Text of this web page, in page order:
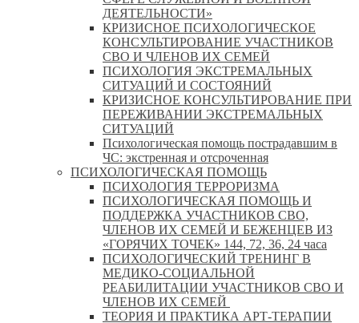
ДЕЯТЕЛЬНОСТИ»
КРИЗИСНОЕ ПСИХОЛОГИЧЕСКОЕ
КОНСУЛЬТИРОВАНИЕ УЧАСТНИКОВ
СВО И ЧЛЕНОВ ИХ СЕМЕЙ
ПСИХОЛОГИЯ ЭКСТРЕМАЛЬНЫХ
СИТУАЦИЙ И СОСТОЯНИЙ
КРИЗИСНОЕ КОНСУЛЬТИРОВАНИЕ ПРИ
ПЕРЕЖИВАНИИ ЭКСТРЕМАЛЬНЫХ
СИТУАЦИЙ
Психологическая помощь пострадавшим в
ЧС: экстренная и отсроченная
ПСИХОЛОГИЧЕСКАЯ ПОМОЩЬ
ПСИХОЛОГИЯ ТЕРРОРИЗМА
ПСИХОЛОГИЧЕСКАЯ ПОМОЩЬ И
ПОДДЕРЖКА УЧАСТНИКОВ СВО,
ЧЛЕНОВ ИХ СЕМЕЙ И БЕЖЕНЦЕВ ИЗ
«ГОРЯЧИХ ТОЧЕК» 144, 72, 36, 24 часа
ПСИХОЛОГИЧЕСКИЙ ТРЕНИНГ В
МЕДИКО-СОЦИАЛЬНОЙ
РЕАБИЛИТАЦИИ УЧАСТНИКОВ СВО И
ЧЛЕНОВ ИХ СЕМЕЙ
ТЕОРИЯ И ПРАКТИКА АРТ-ТЕРАПИИ